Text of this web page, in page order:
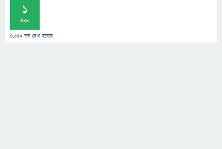
1
উত্তর
5,352বার দেখা হয়েছে